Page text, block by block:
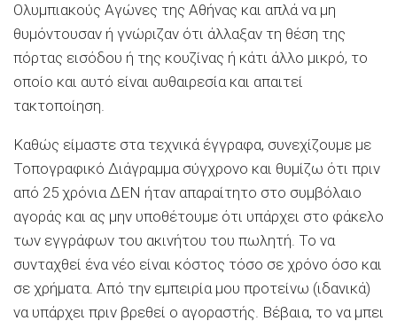
Ολυμπιακούς Αγώνες της Αθήνας και απλά να μη
θυμόντουσαν ή γνώριζαν ότι άλλαξαν τη θέση της
πόρτας εισόδου ή της κουζίνας ή κάτι άλλο μικρό, το
οποίο και αυτό είναι αυθαιρεσία και απαιτεί
τακτοποίηση.
Καθώς είμαστε στα τεχνικά έγγραφα, συνεχίζουμε με
Τοπογραφικό Διάγραμμα σύγχρονο και θυμίζω ότι πριν
από 25 χρόνια ΔΕΝ ήταν απαραίτητο στο συμβόλαιο
αγοράς και ας μην υποθέτουμε ότι υπάρχει στο φάκελο
των εγγράφων του ακινήτου του πωλητή. Το να
συνταχθεί ένα νέο είναι κόστος τόσο σε χρόνο όσο και
σε χρήματα. Από την εμπειρία μου προτείνω (ιδανικά)
να υπάρχει πριν βρεθεί ο αγοραστής. Βέβαια, το να μπει